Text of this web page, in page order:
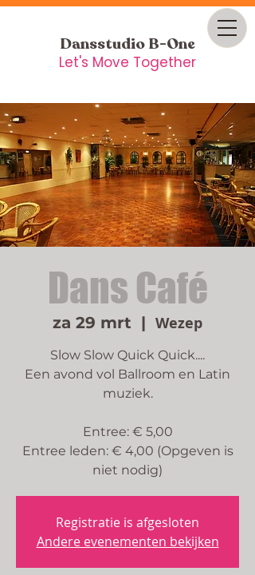
Dansstudio B-One
Let's Move Together
Dans Café
za 29 mrt
  |
Wezep
Slow Slow Quick Quick....
Een avond vol Ballroom en Latin
muziek.
Entree: € 5,00
Entree leden: € 4,00 (Opgeven is
niet nodig)
Registratie is afgesloten
Andere evenementen bekijken